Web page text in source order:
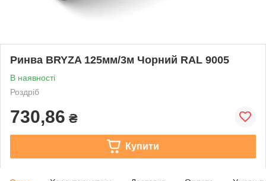
Ринва BRYZA 125мм/3м Чорний RAL 9005
В наявності
Роздріб
730,86 ₴
Купити